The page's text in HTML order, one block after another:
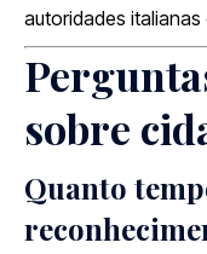
autoridades
sobre
Quanto